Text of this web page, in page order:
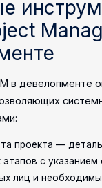
в девелопменте
проекта —
с указанием
лиц и